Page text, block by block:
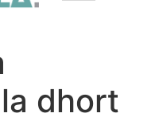
dhort